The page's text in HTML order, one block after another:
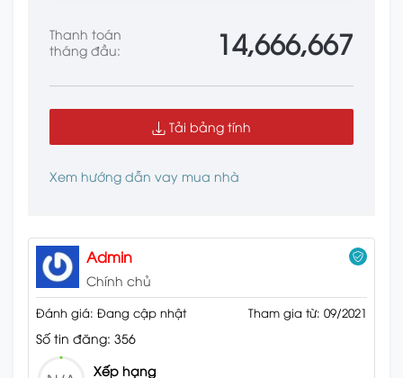
Thanh toán
tháng đầu:
14,666,667
Tải bảng tính
Xem hướng dẫn vay mua nhà
Admin
Chính chủ
Đánh giá: Đang cập nhật Tham gia từ: 09/2021
Số tin đăng: 356
Xếp hạng